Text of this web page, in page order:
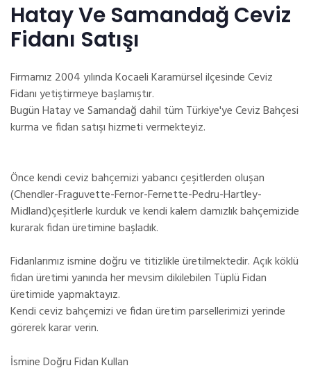
Hatay Ve Samandağ Ceviz
Fidanı Satışı
Firmamız 2004 yılında Kocaeli Karamürsel ilçesinde Ceviz
Fidanı yetiştirmeye başlamıştır.
Bugün Hatay ve Samandağ dahil tüm Türkiye'ye Ceviz Bahçesi
kurma ve fidan satışı hizmeti vermekteyiz.
Önce kendi ceviz bahçemizi yabancı çeşitlerden oluşan
(Chendler-Fraguvette-Fernor-Fernette-Pedru-Hartley-
Midland)çeşitlerle kurduk ve kendi kalem damızlık bahçemizide
kurarak fidan üretimine başladık.
Fidanlarımız ismine doğru ve titizlikle üretilmektedir. Açık köklü
fidan üretimi yanında her mevsim dikilebilen Tüplü Fidan
üretimide yapmaktayız.
Kendi ceviz bahçemizi ve fidan üretim parsellerimizi yerinde
görerek karar verin.
İsmine Doğru Fidan Kullan